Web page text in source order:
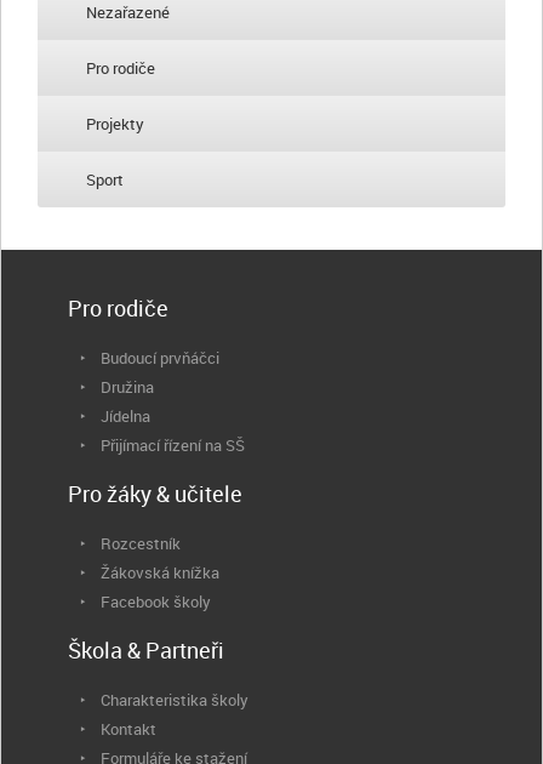
Nezařazené
Pro rodiče
Projekty
Sport
Pro rodiče
Budoucí prvňáčci
Družina
Jídelna
Přijímací řízení na SŠ
Pro žáky & učitele
Rozcestník
Žákovská knížka
Facebook školy
Škola & Partneři
Charakteristika školy
Kontakt
Formuláře ke stažení